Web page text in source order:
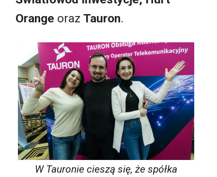
Orange oraz Tauron.
W Tauronie cieszą się, że spółka